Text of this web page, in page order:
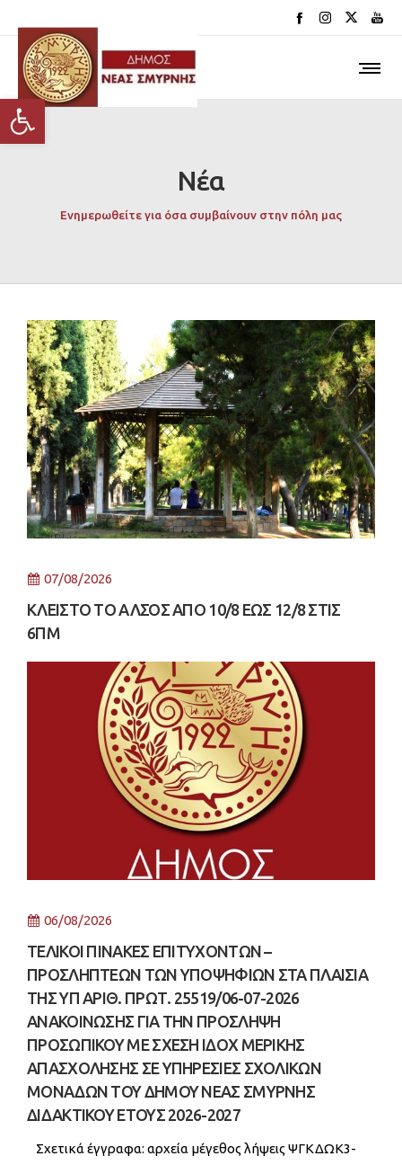
Ανοίξτε τη γραμμή εργαλείων
Νέα
Ενημερωθείτε για όσα συμβαίνουν στην πόλη μας
07/08/2026
ΚΛΕΙΣΤΟ ΤΟ ΑΛΣΟΣ ΑΠΟ 10/8 ΕΩΣ 12/8 ΣΤΙΣ
6ΠΜ
06/08/2026
ΤΕΛΙΚΟΙ ΠΙΝΑΚΕΣ ΕΠΙΤΥΧΟΝΤΩΝ –
ΠΡΟΣΛΗΠΤΕΩΝ ΤΩΝ ΥΠΟΨΗΦΙΩΝ ΣΤΑ ΠΛΑΙΣΙΑ
ΤΗΣ ΥΠ ΑΡΙΘ. ΠΡΩΤ. 25519/06-07-2026
ΑΝΑΚΟΙΝΩΣΗΣ ΓΙΑ ΤΗΝ ΠΡΟΣΛΗΨΗ
ΠΡΟΣΩΠΙΚΟΥ ΜΕ ΣΧΕΣΗ ΙΔΟΧ ΜΕΡΙΚΗΣ
ΑΠΑΣΧΟΛΗΣΗΣ ΣΕ ΥΠΗΡΕΣΙΕΣ ΣΧΟΛΙΚΩΝ
ΜΟΝΑΔΩΝ ΤΟΥ ΔΗΜΟΥ ΝΕΑΣ ΣΜΥΡΝΗΣ
ΔΙΔΑΚΤΙΚΟΥ ΕΤΟΥΣ 2026-2027
Σχετικά έγγραφα: αρχεία μέγεθος λήψεις ΨΓΚΔΩΚ3-